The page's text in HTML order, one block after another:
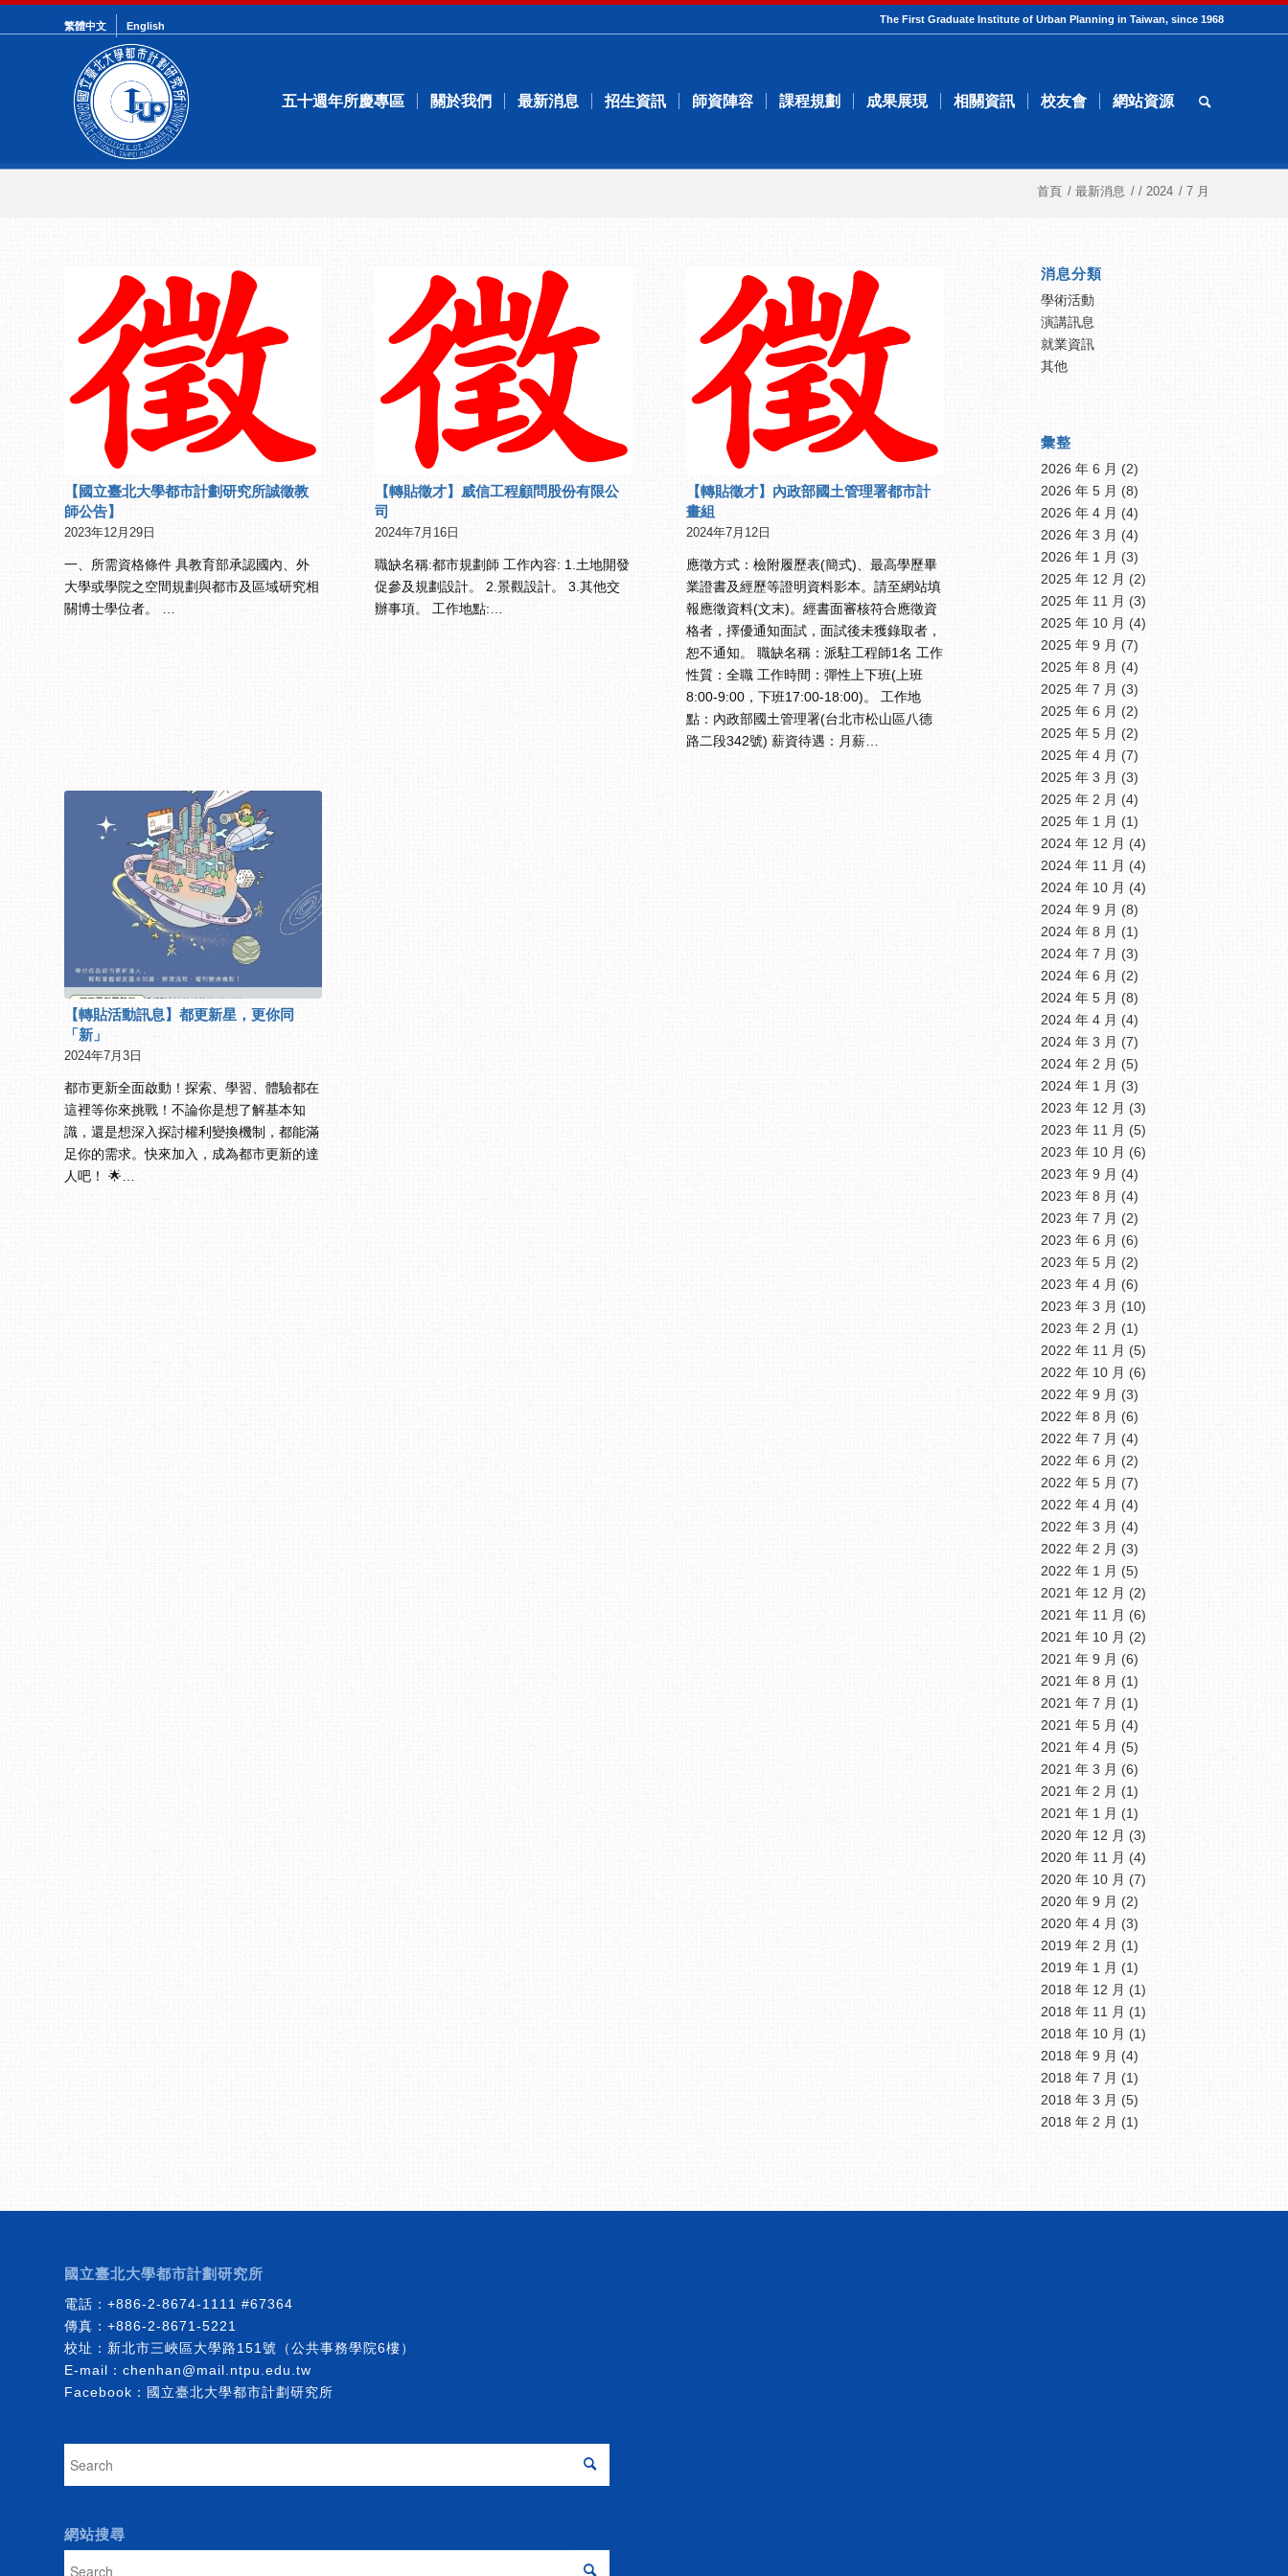
繁體中文 English
The First Graduate Institute of Urban Planning in Taiwan, since 1968
五十週年所慶專區 關於我們 最新消息 招生資訊 師資陣容 課程規劃 成果展現 相關資訊 校友會 網站資源
首頁 / 最新消息 / / 2024 / 7 月
【國立臺北大學都市計劃研究所誠徵教
師公告】
2023年12月29日
一、所需資格條件 具教育部承認國內、外
大學或學院之空間規劃與都市及區域研究相
關博士學位者。 …
【轉貼徵才】威信工程顧問股份有限公
司
2024年7月16日
職缺名稱:都市規劃師 工作內容: 1.土地開發
促參及規劃設計。 2.景觀設計。 3.其他交
辦事項。 工作地點:…
【轉貼徵才】內政部國土管理署都市計
畫組
2024年7月12日
應徵方式：檢附履歷表(簡式)、最高學歷畢
業證書及經歷等證明資料影本。請至網站填
報應徵資料(文末)。經書面審核符合應徵資
格者，擇優通知面試，面試後未獲錄取者，
恕不通知。 職缺名稱：派駐工程師1名 工作
性質：全職 工作時間：彈性上下班(上班
8:00-9:00，下班17:00-18:00)。 工作地
點：內政部國土管理署(台北市松山區八德
路二段342號) 薪資待遇：月薪…
【轉貼活動訊息】都更新星，更你同
「新」
2024年7月3日
都市更新全面啟動！探索、學習、體驗都在
這裡等你來挑戰！不論你是想了解基本知
識，還是想深入探討權利變換機制，都能滿
足你的需求。快來加入，成為都市更新的達
人吧！ 🌟…
消息分類
學術活動
演講訊息
就業資訊
其他
彙整
2026 年 6 月 (2)
2026 年 5 月 (8)
2026 年 4 月 (4)
2026 年 3 月 (4)
2026 年 1 月 (3)
2025 年 12 月 (2)
2025 年 11 月 (3)
2025 年 10 月 (4)
2025 年 9 月 (7)
2025 年 8 月 (4)
2025 年 7 月 (3)
2025 年 6 月 (2)
2025 年 5 月 (2)
2025 年 4 月 (7)
2025 年 3 月 (3)
2025 年 2 月 (4)
2025 年 1 月 (1)
2024 年 12 月 (4)
2024 年 11 月 (4)
2024 年 10 月 (4)
2024 年 9 月 (8)
2024 年 8 月 (1)
2024 年 7 月 (3)
2024 年 6 月 (2)
2024 年 5 月 (8)
2024 年 4 月 (4)
2024 年 3 月 (7)
2024 年 2 月 (5)
2024 年 1 月 (3)
2023 年 12 月 (3)
2023 年 11 月 (5)
2023 年 10 月 (6)
2023 年 9 月 (4)
2023 年 8 月 (4)
2023 年 7 月 (2)
2023 年 6 月 (6)
2023 年 5 月 (2)
2023 年 4 月 (6)
2023 年 3 月 (10)
2023 年 2 月 (1)
2022 年 11 月 (5)
2022 年 10 月 (6)
2022 年 9 月 (3)
2022 年 8 月 (6)
2022 年 7 月 (4)
2022 年 6 月 (2)
2022 年 5 月 (7)
2022 年 4 月 (4)
2022 年 3 月 (4)
2022 年 2 月 (3)
2022 年 1 月 (5)
2021 年 12 月 (2)
2021 年 11 月 (6)
2021 年 10 月 (2)
2021 年 9 月 (6)
2021 年 8 月 (1)
2021 年 7 月 (1)
2021 年 5 月 (4)
2021 年 4 月 (5)
2021 年 3 月 (6)
2021 年 2 月 (1)
2021 年 1 月 (1)
2020 年 12 月 (3)
2020 年 11 月 (4)
2020 年 10 月 (7)
2020 年 9 月 (2)
2020 年 4 月 (3)
2019 年 2 月 (1)
2019 年 1 月 (1)
2018 年 12 月 (1)
2018 年 11 月 (1)
2018 年 10 月 (1)
2018 年 9 月 (4)
2018 年 7 月 (1)
2018 年 3 月 (5)
2018 年 2 月 (1)
國立臺北大學都市計劃研究所
電話： +886-2-8674-1111 #67364
傳真：+886-2-8671-5221
校址：新北市三峽區大學路151號（公共事務學院6樓）
E-mail： chenhan@mail.ntpu.edu.tw
Facebook： 國立臺北大學都市計劃研究所
網站搜尋